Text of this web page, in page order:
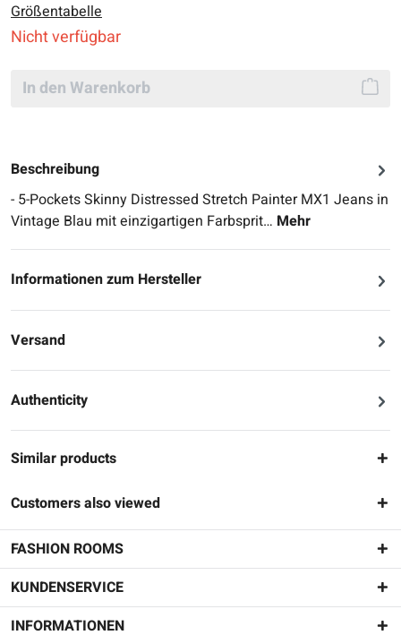
Größentabelle
Nicht verfügbar
In den Warenkorb
Beschreibung
- 5-Pockets Skinny Distressed Stretch Painter MX1 Jeans in
Vintage Blau mit einzigartigen Farbsprit… Mehr
Informationen zum Hersteller
Versand
Authenticity
Similar products
Customers also viewed
FASHION ROOMS
KUNDENSERVICE
INFORMATIONEN